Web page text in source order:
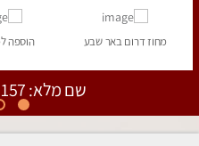
מחוז דרוםבאר שבע הוספה
שם מלא: 053-6113157